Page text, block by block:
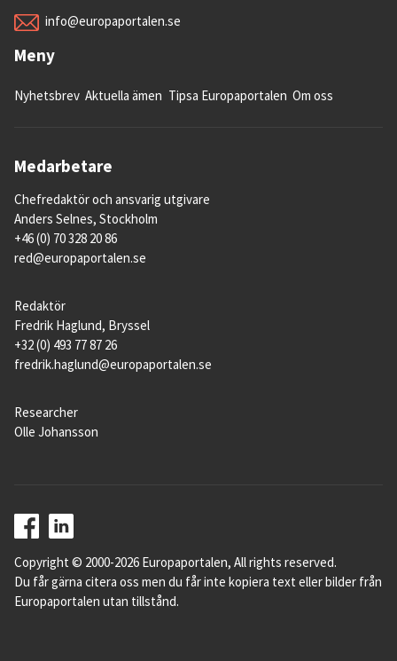
info@europaportalen.se
Meny
Nyhetsbrev Aktuella ämen Tipsa Europaportalen Om oss
Medarbetare
Chefredaktör och ansvarig utgivare
Anders Selnes, Stockholm
+46 (0) 70 328 20 86
red@europaportalen.se
Redaktör
Fredrik Haglund, Bryssel
+32 (0) 493 77 87 26
fredrik.haglund@europaportalen.se
Researcher
Olle Johansson
Copyright © 2000-2026 Europaportalen, All rights reserved.
Du får gärna citera oss men du får inte kopiera text eller bilder från
Europaportalen utan tillstånd.